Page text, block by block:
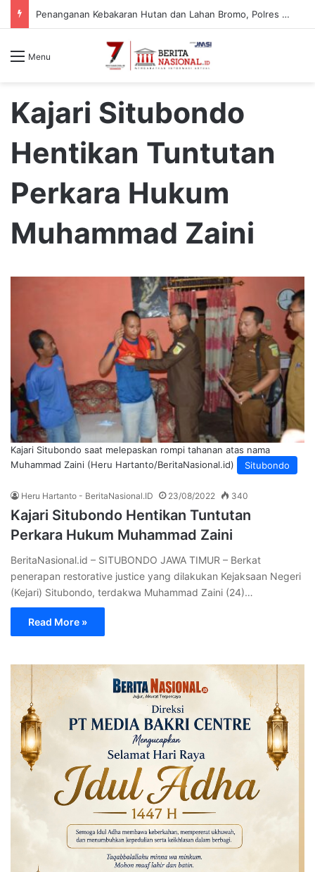
Penanganan Kebakaran Hutan dan Lahan Bromo, Polres Malang Pastikan Kawasan Jemplang Aman
Menu
Kajari Situbondo
Hentikan Tuntutan
Perkara Hukum
Muhammad Zaini
Situbondo
Kajari Situbondo saat melepaskan rompi tahanan atas nama
Muhammad Zaini (Heru Hartanto/BeritaNasional.id)
Heru Hartanto - BeritaNasional.ID 23/08/2022 340
Kajari Situbondo Hentikan Tuntutan
Perkara Hukum Muhammad Zaini
BeritaNasional.id – SITUBONDO JAWA TIMUR – Berkat
penerapan restorative justice yang dilakukan Kejaksaan Negeri
(Kejari) Situbondo, terdakwa Muhammad Zaini (24)…
Read More »